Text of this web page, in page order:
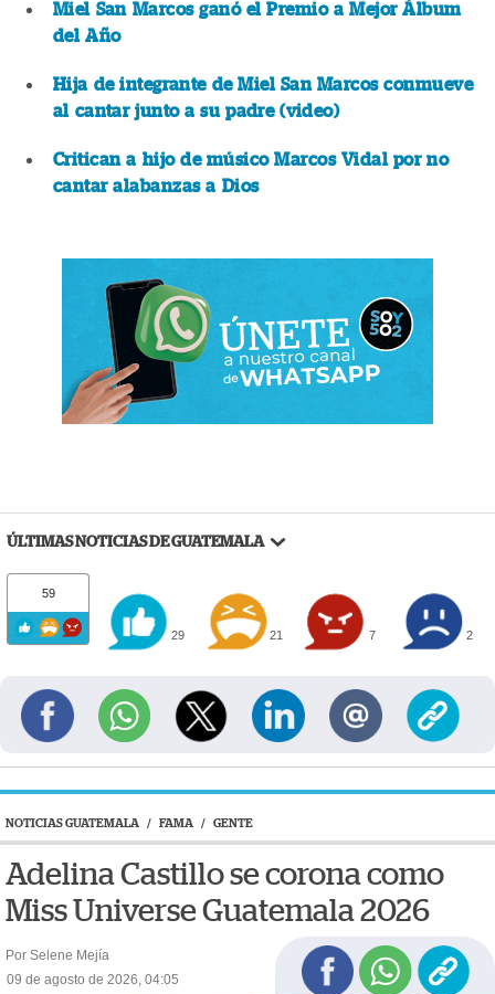
Miel San Marcos ganó el Premio a Mejor Álbum
del Año
Hija de integrante de Miel San Marcos conmueve
al cantar junto a su padre (video)
Critican a hijo de músico Marcos Vidal por no
cantar alabanzas a Dios
ÚLTIMAS NOTICIAS DE GUATEMALA
59
29 21 7 2
NOTICIAS GUATEMALA / FAMA / GENTE
Adelina Castillo se corona como
Miss Universe Guatemala 2026
Por Selene Mejía
09 de agosto de 2026, 04:05